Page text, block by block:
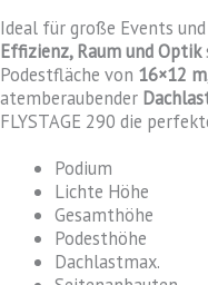
Ideal für große Events
Effizienz, Raum und Optik
Podestfläche von 16×12
atemberaubender
FLYSTAGE 290 die
Podium
Lichte Höhe
Gesamthöhe
Podesthöhe
Dachlastmax.